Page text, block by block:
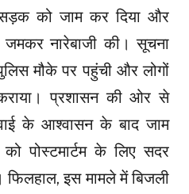
को जाम कर दिया और
नारेबाजी की। सूचना
मौके पर पहुंची और लोगों
प्रशासन की ओर से
के आश्वासन के बाद जाम
पोस्टमार्टम के लिए सदर
फिलहाल, इस मामले में बिजली